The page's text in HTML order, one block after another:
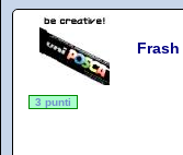
Frash
3 punti